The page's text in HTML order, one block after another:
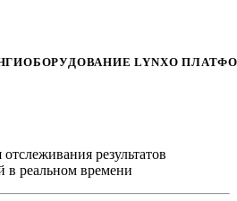
ОБОРУДОВАНИЕ LYNXО
результатов
в реальном времени